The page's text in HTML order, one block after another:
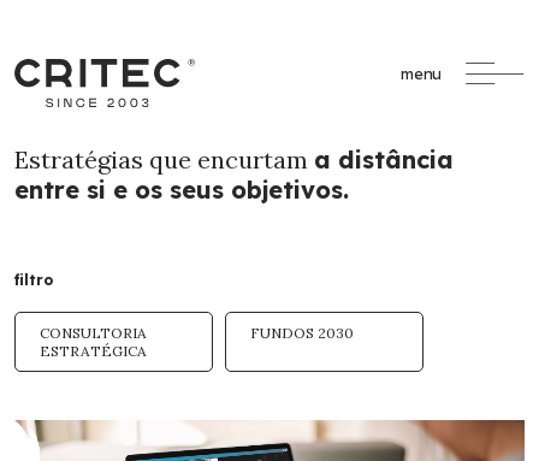
menu
Estratégias que encurtam a distância
entre si e os seus objetivos.
filtro
CONSULTORIA
ESTRATÉGICA
FUNDOS 2030